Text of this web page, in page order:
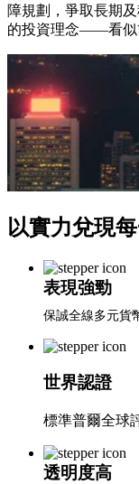
障規劃，爭取長期
的投資理念——看似
以實力兌現
表現強勁
保誠全線多元貨
世界認證
標準普爾全球
透明度高